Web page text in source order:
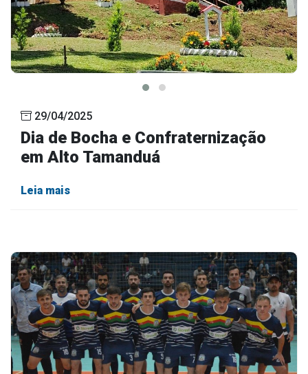
29/04/2025
Dia de Bocha e Confraternização
em Alto Tamanduá
Leia mais